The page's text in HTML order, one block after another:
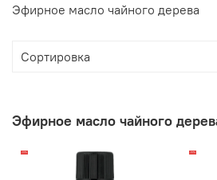
Эфирное масло чайного дерева
Эфирное масло чайного
-13% -10%